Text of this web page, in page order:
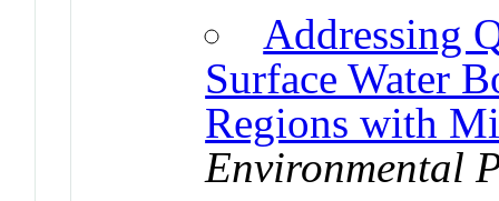
Addressing
Surface Water
Regions with
Environmental